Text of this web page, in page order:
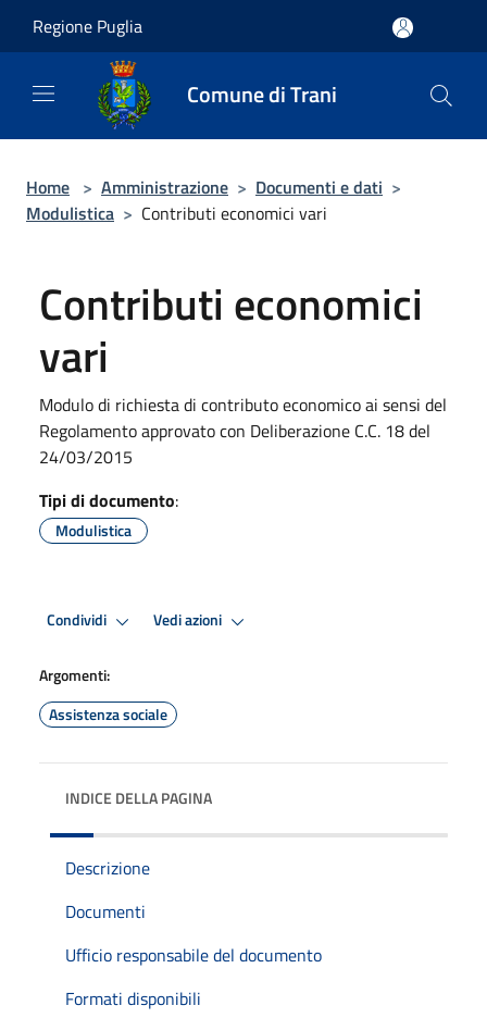
Regione Puglia
Comune di Trani
Home > Amministrazione > Documenti e dati >
Modulistica > Contributi economici vari
Contributi economici
vari
Modulo di richiesta di contributo economico ai sensi del
Regolamento approvato con Deliberazione C.C. 18 del
24/03/2015
Tipi di documento:
Modulistica
Condividi Vedi azioni
Argomenti:
Assistenza sociale
INDICE DELLA PAGINA
Descrizione
Documenti
Ufficio responsabile del documento
Formati disponibili